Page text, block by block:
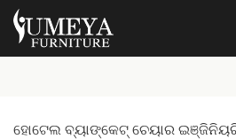
ହୋଟେଲ ବ୍ୟାଙ୍କେଟ୍ ଚେୟାର